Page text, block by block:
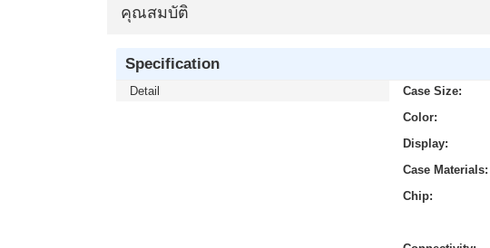
คุณสมบัติ
Specification
Detail Case Size:
Color:
Display:
Case Materials:
Chip: